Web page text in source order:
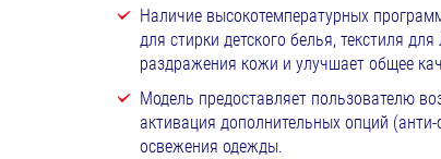
Наличие высокотемпературных
для стирки детского белья, текстиля
раздражения кожи и улучшает общее
Модель предоставляет пользователю
активация дополнительных опций
освежения одежды.